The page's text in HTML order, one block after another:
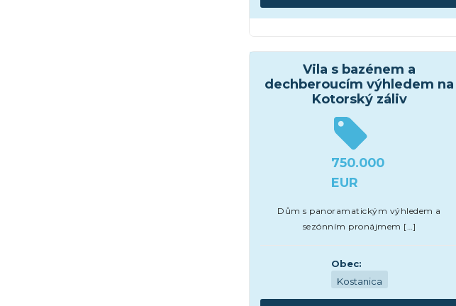
Vila s bazénem a
dechberoucím výhledem na
Kotorský záliv
750.000
EUR
Dům s panoramatickým výhledem a
sezónním pronájmem […]
Obec:
Kostanica